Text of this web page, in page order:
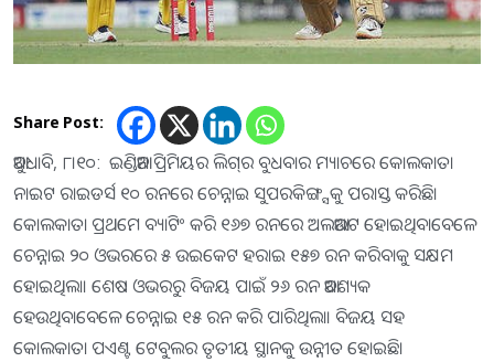
Share Post:
ଆବୁଧାବି, ୮।୧୦: ଇଣ୍ଡିଆନ ପ୍ରିମିୟର ଲିଗ୍‌ର ବୁଧବାର ମ୍ୟାଚରେ କୋଲକାତା
ନାଇଟ ରାଇଡର୍ସ ୧୦ ରନରେ ଚେନ୍ନାଇ ସୁପରକିଙ୍ଗ୍ସକୁ ପରାସ୍ତ କରିଛି।
କୋଲକାତା ପ୍ରଥମେ ବ୍ୟାଟିଂ କରି ୧୬୭ ରନରେ ଅଲଆଉଟ ହୋଇଥିବାବେଳେ
ଚେନ୍ନାଇ ୨୦ ଓଭରରେ ୫ ଉଇକେଟ ହରାଇ ୧୫୭ ରନ କରିବାକୁ ସକ୍ଷମ
ହୋଇଥିଲା। ଶେଷ ଓଭରରୁ ବିଜୟ ପାଇଁ ୨୬ ରନ ଆବଶ୍ୟକ
ହେଉଥିବାବେଳେ ଚେନ୍ନାଇ ୧୫ ରନ କରି ପାରିଥିଲା। ବିଜୟ ସହ
କୋଲକାତା ପଏଣ୍ଟ ଟେବୁଲର ତୃତୀୟ ସ୍ଥାନକୁ ଉନ୍ନୀତ ହୋଇଛି।